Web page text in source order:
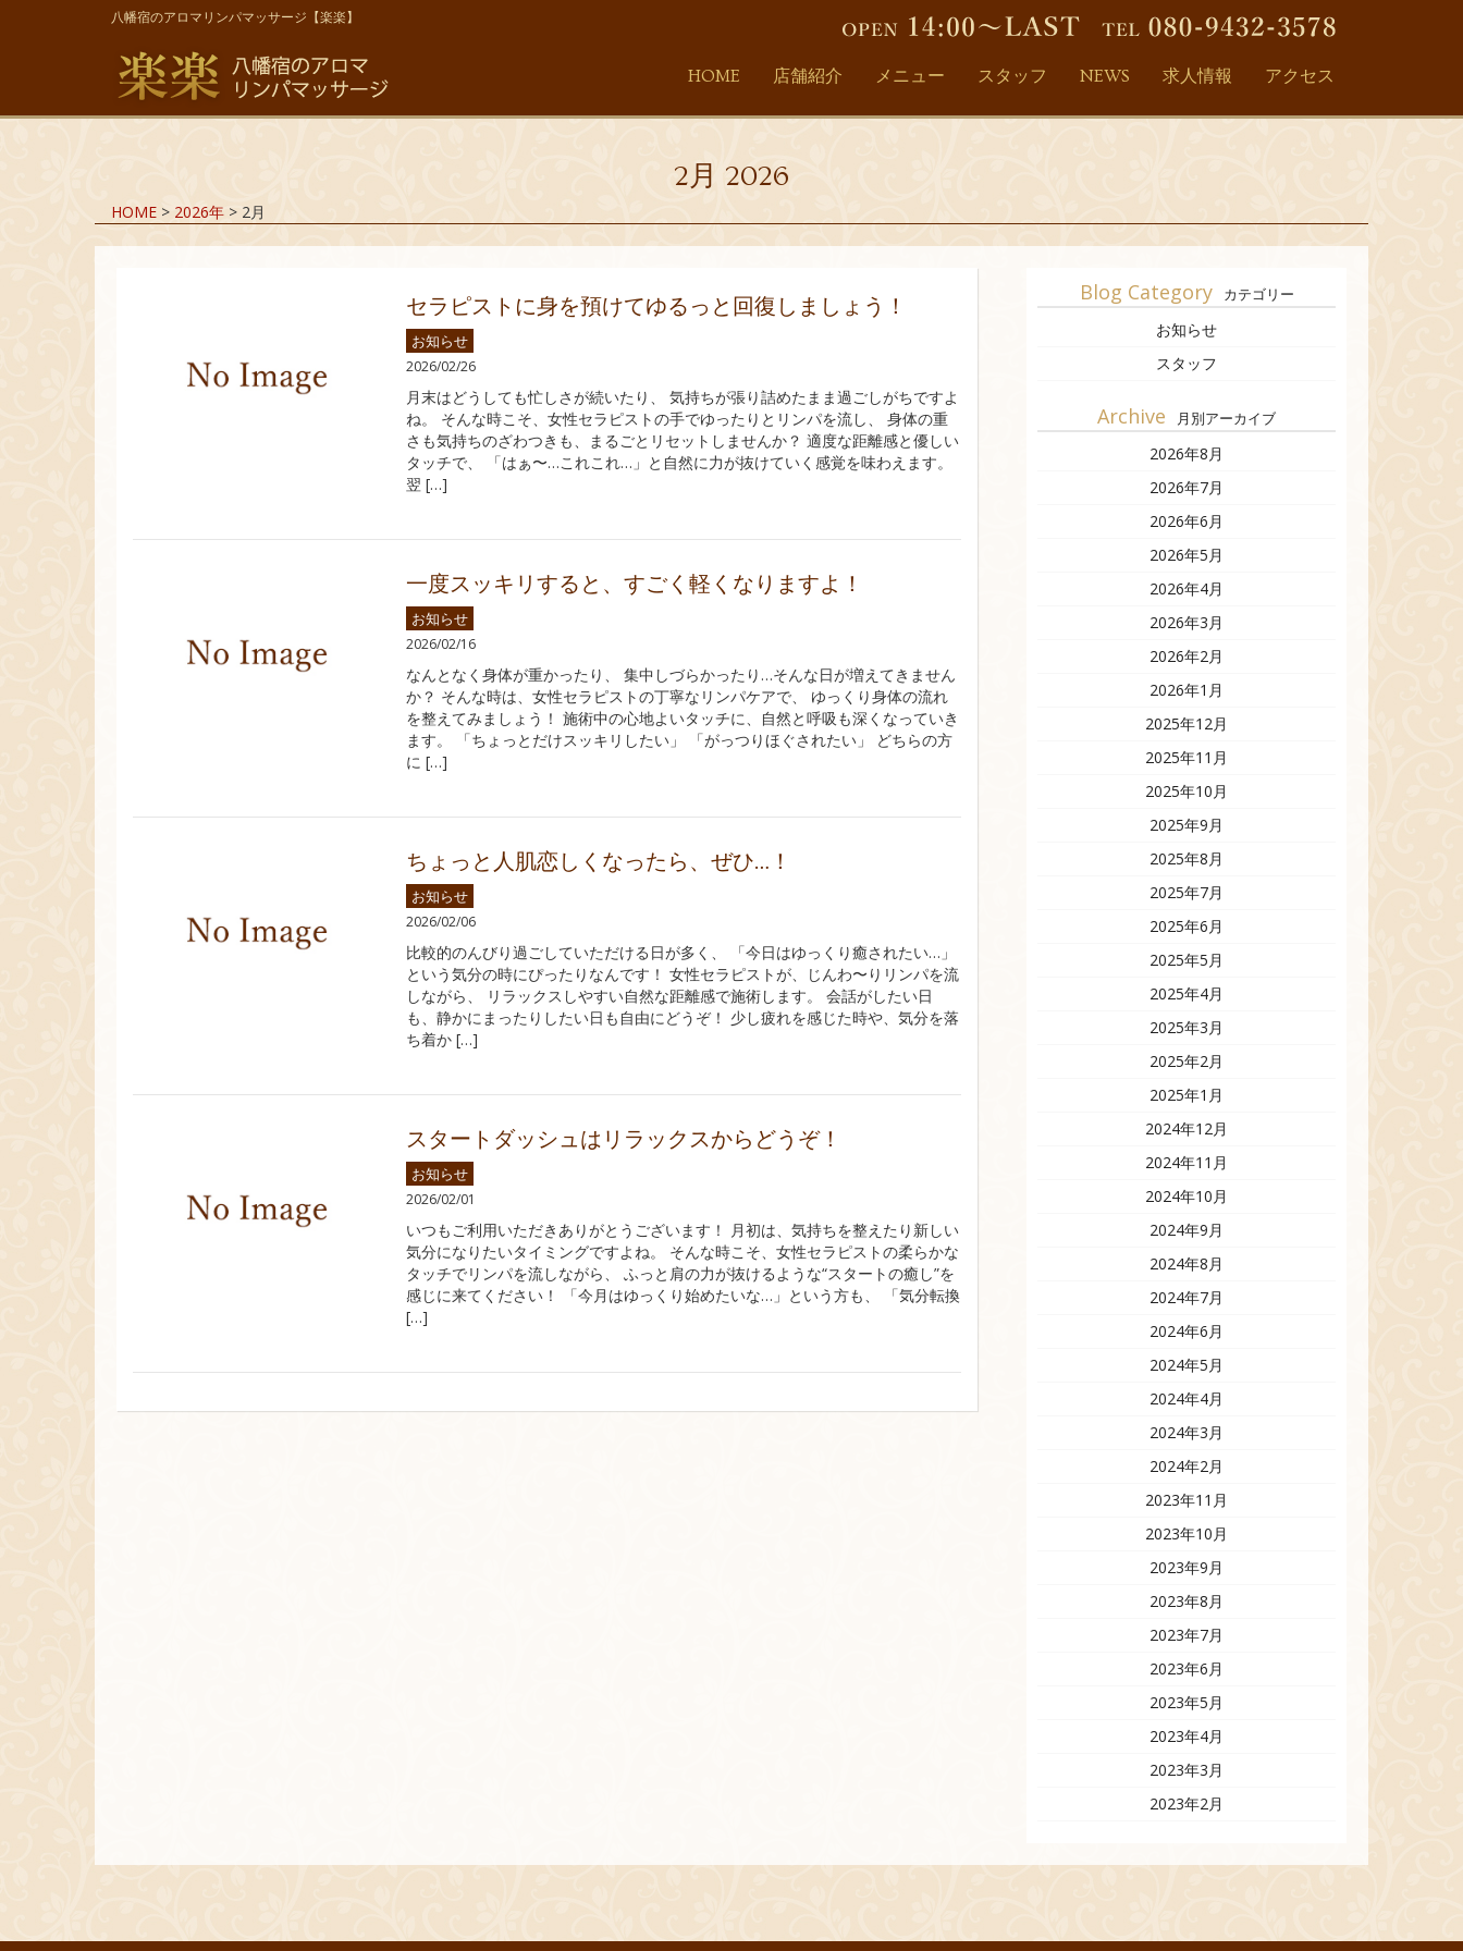
八幡宿のアロマリンパマッサージ【楽楽】
HOME 店舗紹介 メニュー スタッフ NEWS 求人情報 アクセス
2月 2026
HOME > 2026年 > 2月
セラピストに身を預けてゆるっと回復しましょう！
お知らせ
2026/02/26
月末はどうしても忙しさが続いたり、 気持ちが張り詰めたまま過ごしがちですよ
ね。 そんな時こそ、女性セラピストの手でゆったりとリンパを流し、 身体の重
さも気持ちのざわつきも、まるごとリセットしませんか？ 適度な距離感と優しい
タッチで、 「はぁ〜…これこれ…」と自然に力が抜けていく感覚を味わえます。
翌 […]
一度スッキリすると、すごく軽くなりますよ！
お知らせ
2026/02/16
なんとなく身体が重かったり、 集中しづらかったり…そんな日が増えてきません
か？ そんな時は、女性セラピストの丁寧なリンパケアで、 ゆっくり身体の流れ
を整えてみましょう！ 施術中の心地よいタッチに、自然と呼吸も深くなっていき
ます。 「ちょっとだけスッキリしたい」 「がっつりほぐされたい」 どちらの方
に […]
ちょっと人肌恋しくなったら、ぜひ…！
お知らせ
2026/02/06
比較的のんびり過ごしていただける日が多く、 「今日はゆっくり癒されたい…」
という気分の時にぴったりなんです！ 女性セラピストが、じんわ〜りリンパを流
しながら、 リラックスしやすい自然な距離感で施術します。 会話がしたい日
も、静かにまったりしたい日も自由にどうぞ！ 少し疲れを感じた時や、気分を落
ち着か […]
スタートダッシュはリラックスからどうぞ！
お知らせ
2026/02/01
いつもご利用いただきありがとうございます！ 月初は、気持ちを整えたり新しい
気分になりたいタイミングですよね。 そんな時こそ、女性セラピストの柔らかな
タッチでリンパを流しながら、 ふっと肩の力が抜けるような“スタートの癒し”を
感じに来てください！ 「今月はゆっくり始めたいな…」という方も、 「気分転換
[…]
Blog Category カテゴリー
お知らせ
スタッフ
Archive 月別アーカイブ
2026年8月
2026年7月
2026年6月
2026年5月
2026年4月
2026年3月
2026年2月
2026年1月
2025年12月
2025年11月
2025年10月
2025年9月
2025年8月
2025年7月
2025年6月
2025年5月
2025年4月
2025年3月
2025年2月
2025年1月
2024年12月
2024年11月
2024年10月
2024年9月
2024年8月
2024年7月
2024年6月
2024年5月
2024年4月
2024年3月
2024年2月
2023年11月
2023年10月
2023年9月
2023年8月
2023年7月
2023年6月
2023年5月
2023年4月
2023年3月
2023年2月